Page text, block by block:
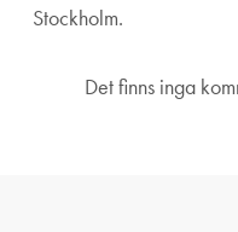
Stockholm.
Det finns inga